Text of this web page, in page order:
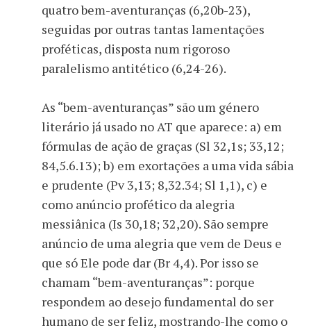
quatro bem-aventuranças (6,20b-23),
seguidas por outras tantas lamentações
proféticas, disposta num rigoroso
paralelismo antitético (6,24-26).
As “bem-aventuranças” são um género
literário já usado no AT que aparece: a) em
fórmulas de ação de graças (Sl 32,1s; 33,12;
84,5.6.13); b) em exortações a uma vida sábia
e prudente (Pv 3,13; 8,32.34; Sl 1,1), c) e
como anúncio profético da alegria
messiânica (Is 30,18; 32,20). São sempre
anúncio de uma alegria que vem de Deus e
que só Ele pode dar (Br 4,4). Por isso se
chamam “bem-aventuranças”: porque
respondem ao desejo fundamental do ser
humano de ser feliz, mostrando-lhe como o